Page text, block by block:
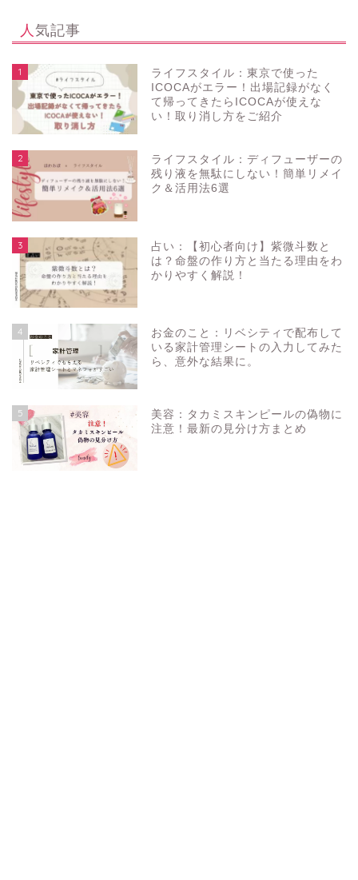
人気記事
1
ライフスタイル：東京で使った
ICOCAがエラー！出場記録がなく
て帰ってきたらICOCAが使えな
い！取り消し方をご紹介
2
ライフスタイル：ディフューザーの
残り液を無駄にしない！簡単リメイ
ク＆活用法6選
3
占い：【初心者向け】紫微斗数と
は？命盤の作り方と当たる理由をわ
かりやすく解説！
4
お金のこと：リベシティで配布して
いる家計管理シートの入力してみた
ら、意外な結果に。
5
美容：タカミスキンピールの偽物に
注意！最新の見分け方まとめ